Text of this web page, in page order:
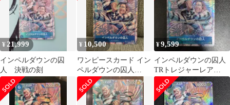
¥21,999
インペルダウンの囚
人 決戦の刻
¥ 10,500
ワンピースカード イン
ペルダウンの囚人
OP16-042 決戦の刻 パ
ラレル
¥9,599
インペルダウンの囚人
TRトレジャーレア
OP16-042